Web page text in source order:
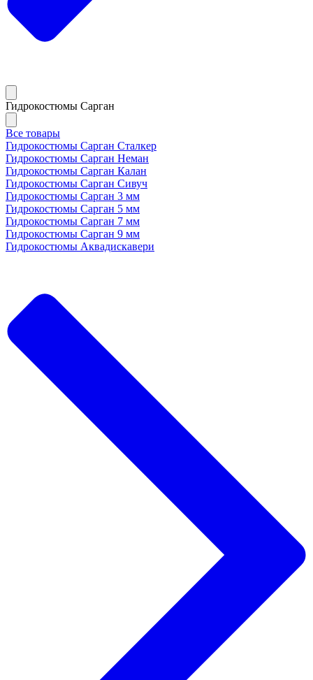
Гидрокостюмы Сарган
Все товары
Гидрокостюмы Сарган Сталкер
Гидрокостюмы Сарган Неман
Гидрокостюмы Сарган Калан
Гидрокостюмы Сарган Сивуч
Гидрокостюмы Сарган 3 мм
Гидрокостюмы Сарган 5 мм
Гидрокостюмы Сарган 7 мм
Гидрокостюмы Сарган 9 мм
Гидрокостюмы Аквадискавери